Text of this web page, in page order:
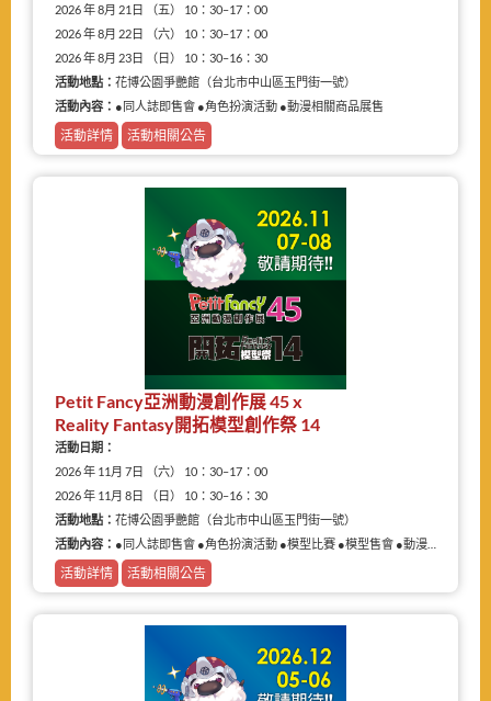
2026 年 8月 21日 （五） 10：30–17：00
2026 年 8月 22日 （六） 10：30–17：00
2026 年 8月 23日 （日） 10：30–16：30
活動地點： 花博公園爭艷館（台北市中山區玉門街一號）
活動內容： ●同人誌即售會 ●角色扮演活動 ●動漫相關商品展售
活動詳情 活動相關公告
Petit Fancy亞洲動漫創作展 45 x
Reality Fantasy開拓模型創作祭 14
活動日期：
2026 年 11月 7日 （六） 10：30–17：00
2026 年 11月 8日 （日） 10：30–16：30
活動地點： 花博公園爭艷館（台北市中山區玉門街一號）
活動內容： ●同人誌即售會 ●角色扮演活動 ●模型比賽 ●模型售會 ●動漫相關商品展售
活動詳情 活動相關公告